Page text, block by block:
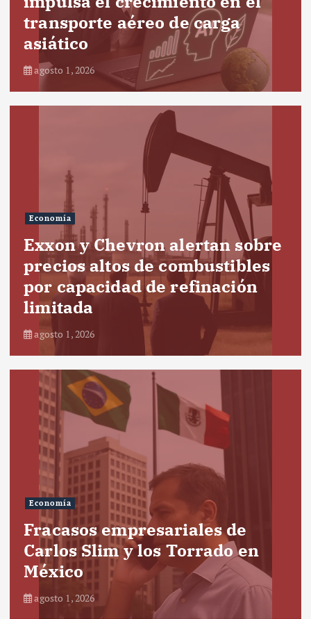
transporte aéreo de carga
asiático
agosto 1, 2026
Economía
Exxon y Chevron alertan sobre
precios altos de combustibles
por capacidad de refinación
limitada
agosto 1, 2026
Economía
Fracasos empresariales de
Carlos Slim y los Torrado en
México
agosto 1, 2026